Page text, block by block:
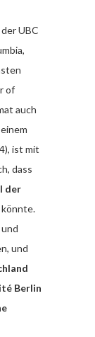
UBC
of
auch
ist mit
dass
der
könnte.
und
Berlin